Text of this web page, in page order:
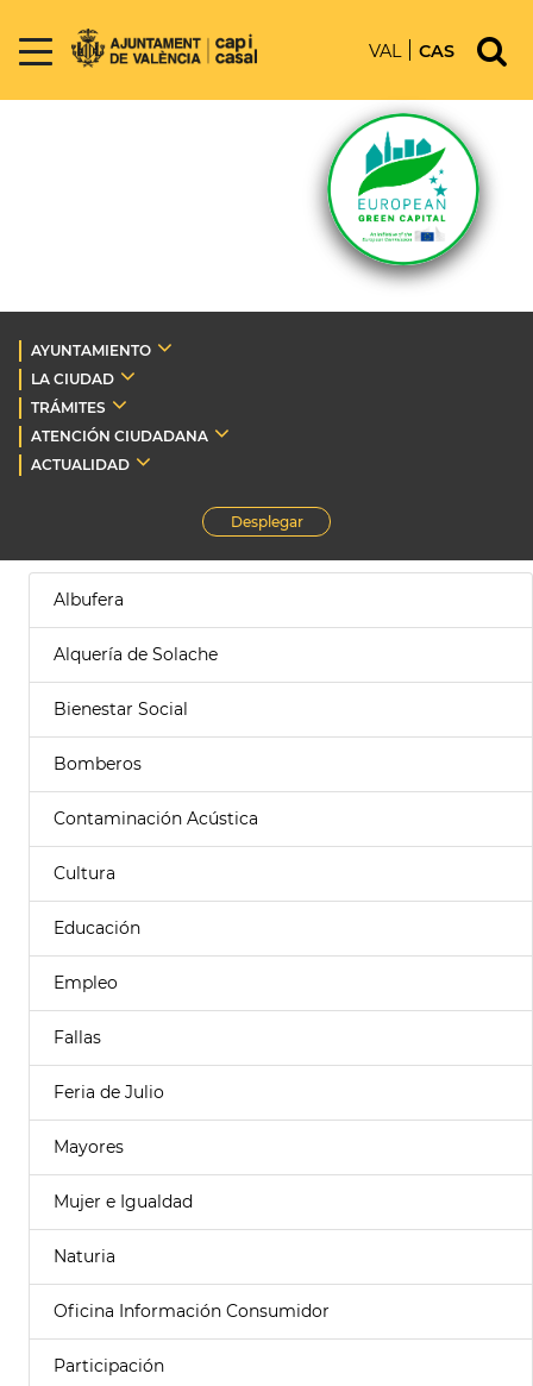
VAL CAS
AYUNTAMIENTO
LA CIUDAD
TRÁMITES
ATENCIÓN CIUDADANA
ACTUALIDAD
Desplegar
Albufera
Alquería de Solache
Bienestar Social
Bomberos
Contaminación Acústica
Cultura
Educación
Empleo
Fallas
Feria de Julio
Mayores
Mujer e Igualdad
Naturia
Oficina Información Consumidor
Participación